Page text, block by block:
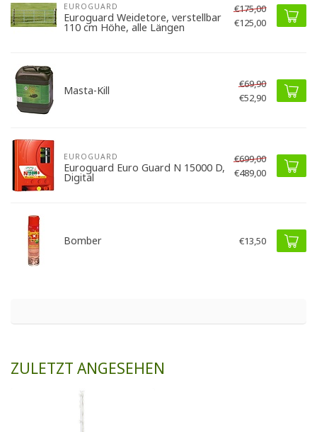
EUROGUARD
Euroguard Weidetore, verstellbar
110 cm Höhe, alle Längen
€175,00
€125,00
Masta-Kill
€69,90
€52,90
EUROGUARD
Euroguard Euro Guard N 15000 D,
Digital
€699,00
€489,00
Bomber €13,50
ZULETZT ANGESEHEN